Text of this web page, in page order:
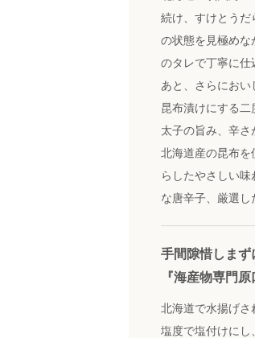
続け、すけとうだ
の状態を見極め
のタレで丁寧に仕
あと、さらにお
昆布漬けにする
太子の旨み、辛さ
北海道産の昆布を
らしたやさしい
な唐辛子、厳選し
手間隙惜しまず
『海産物専門
北海道で水揚げさ
塩度で塩付けにし